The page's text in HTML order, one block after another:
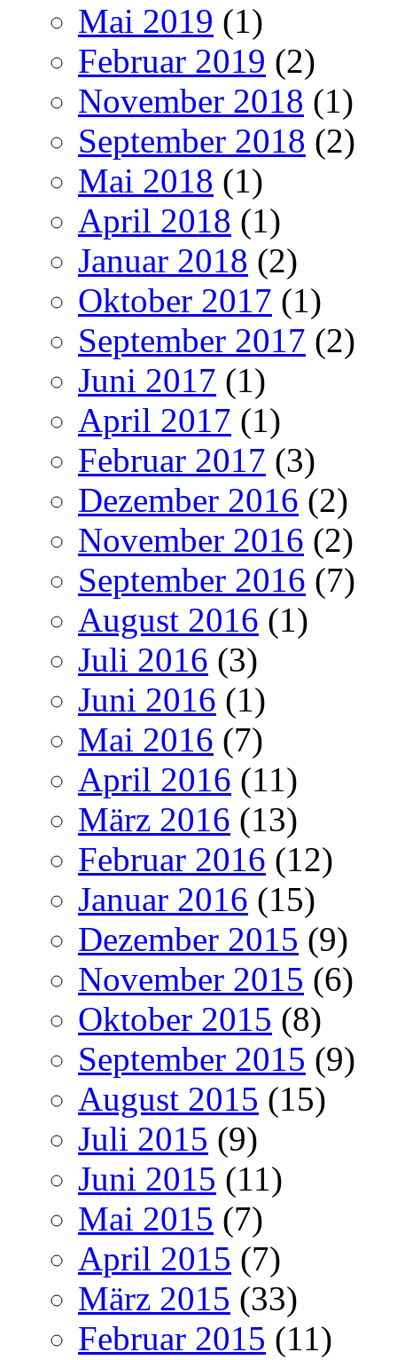
Mai 2019 (1)
Februar 2019 (2)
November 2018 (1)
September 2018 (2)
Mai 2018 (1)
April 2018 (1)
Januar 2018 (2)
Oktober 2017 (1)
September 2017 (2)
Juni 2017 (1)
April 2017 (1)
Februar 2017 (3)
Dezember 2016 (2)
November 2016 (2)
September 2016 (7)
August 2016 (1)
Juli 2016 (3)
Juni 2016 (1)
Mai 2016 (7)
April 2016 (11)
März 2016 (13)
Februar 2016 (12)
Januar 2016 (15)
Dezember 2015 (9)
November 2015 (6)
Oktober 2015 (8)
September 2015 (9)
August 2015 (15)
Juli 2015 (9)
Juni 2015 (11)
Mai 2015 (7)
April 2015 (7)
März 2015 (33)
Februar 2015 (11)